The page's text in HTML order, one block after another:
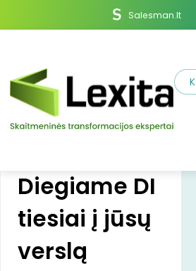
Salesman.lt
Diegiame DI
tiesiai į jūsų
verslą